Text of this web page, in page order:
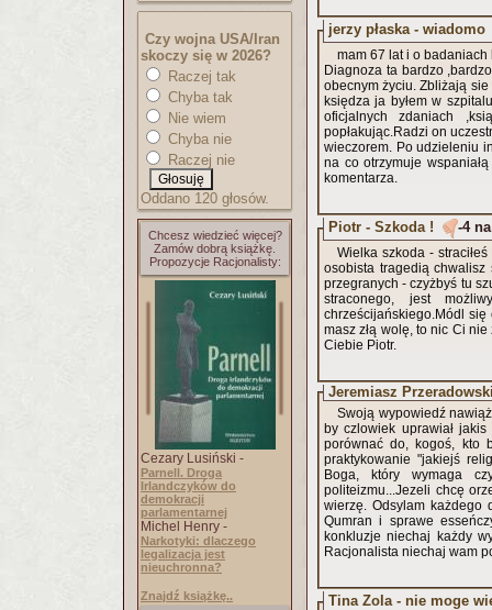
Czy wojna USA/Iran
skoczy się w 2026?
Raczej tak
Chyba tak
Nie wiem
Chyba nie
Raczej nie
Oddano 120 głosów.
Chcesz wiedzieć więcej?
Zamów dobrą książkę.
Propozycje Racjonalisty:
Cezary Lusiński -
Parnell. Droga
Irlandczyków do
demokracji
parlamentarnej
Michel Henry -
Narkotyki: dlaczego
legalizacja jest
nieuchronna?
Znajdź książkę..
jerzy płaska - wiadomo
mam 67 lat i o badaniach
Diagnoza ta bardzo
obecnym życiu. Zbliżają
księdza ja byłem w
oficjalnych zdaniach
popłakując.Radzi on uczestniczenie w modlitwach za chorych ,ktore odbywają się w naszym kościele
wieczorem. Po udzieleniu
na co otrzymuje
komentarza.
Piotr - Szkoda ! -4
Wielka szkoda -
osobista tragedią
przegranych - czyżbyś tu
straconego, jest
chrześcijańskiego.Módl
masz złą wolę, to nic Ci
Ciebie Piotr.
Jeremiasz
Swoją wypowiedź nawiąże do konkluzji autorki
by czlowiek uprawiał jakis sport,
porównać do, kogoś, kto by
praktykowanie "jakiejś
Boga, który wymaga
politeizmu...Jezeli chcę
wierzę. Odsylam każdego
Qumran i sprawe
konkluzje niechaj każdy
Tina Zola - nie moge